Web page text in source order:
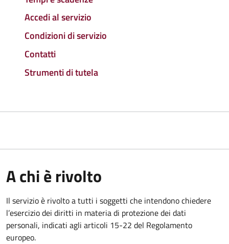
Accedi al servizio
Condizioni di servizio
Contatti
Strumenti di tutela
A chi è rivolto
Il servizio è rivolto a tutti i soggetti che intendono chiedere
l’esercizio dei diritti in materia di protezione dei dati
personali, indicati agli articoli 15-22 del Regolamento
europeo.